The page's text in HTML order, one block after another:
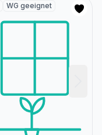
WG geeignet